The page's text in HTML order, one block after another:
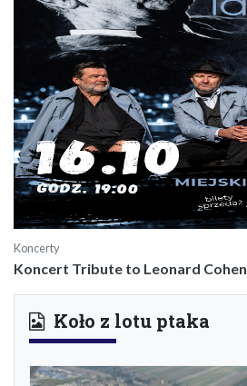
Koncerty
Koncert Tribute to Leonard Cohen
Koło z lotu ptaka